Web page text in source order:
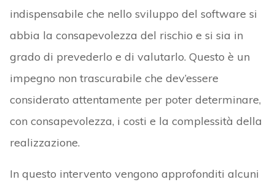
indispensabile che nello sviluppo del software si
abbia la consapevolezza del rischio e si sia in
grado di prevederlo e di valutarlo. Questo è un
impegno non trascurabile che dev’essere
considerato attentamente per poter determinare,
con consapevolezza, i costi e la complessità della
realizzazione.
In questo intervento vengono approfonditi alcuni